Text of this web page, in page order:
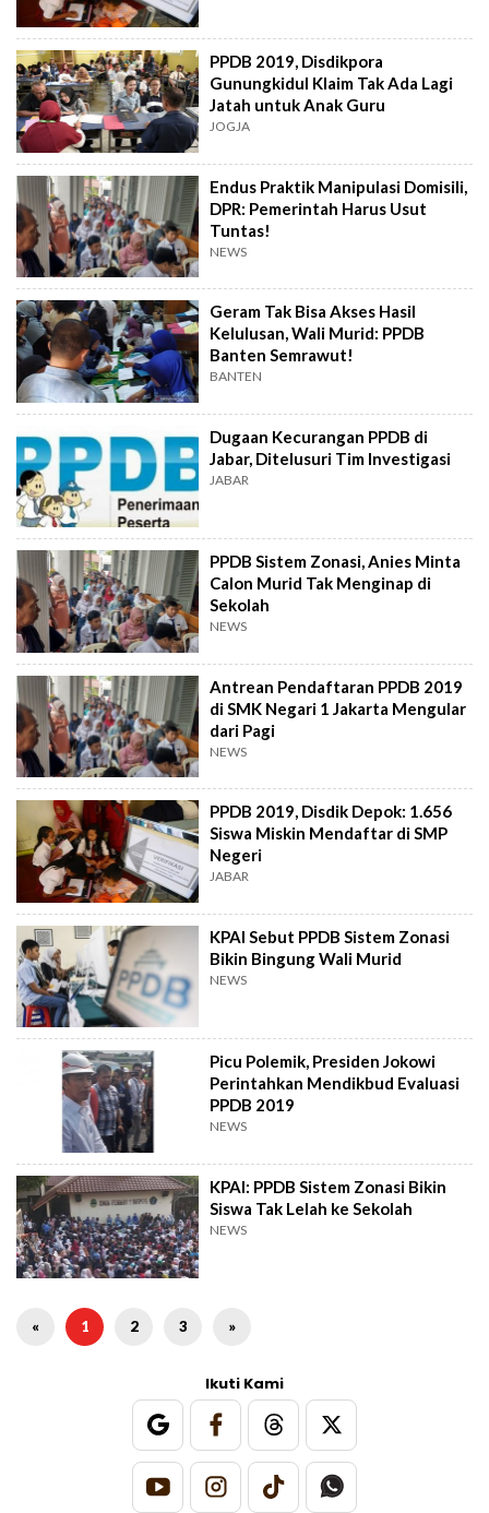
PPDB 2019, Disdikpora
Gunungkidul Klaim Tak Ada Lagi
Jatah untuk Anak Guru
JOGJA
Endus Praktik Manipulasi Domisili,
DPR: Pemerintah Harus Usut
Tuntas!
NEWS
Geram Tak Bisa Akses Hasil
Kelulusan, Wali Murid: PPDB
Banten Semrawut!
BANTEN
Dugaan Kecurangan PPDB di
Jabar, Ditelusuri Tim Investigasi
JABAR
PPDB Sistem Zonasi, Anies Minta
Calon Murid Tak Menginap di
Sekolah
NEWS
Antrean Pendaftaran PPDB 2019
di SMK Negari 1 Jakarta Mengular
dari Pagi
NEWS
PPDB 2019, Disdik Depok: 1.656
Siswa Miskin Mendaftar di SMP
Negeri
JABAR
KPAI Sebut PPDB Sistem Zonasi
Bikin Bingung Wali Murid
NEWS
Picu Polemik, Presiden Jokowi
Perintahkan Mendikbud Evaluasi
PPDB 2019
NEWS
KPAI: PPDB Sistem Zonasi Bikin
Siswa Tak Lelah ke Sekolah
NEWS
« 1 2 3 »
Ikuti Kami